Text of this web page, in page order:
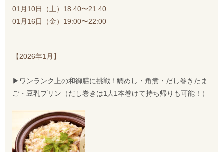
01月10日（土）18:40〜21:40
01月16日（金）19:00〜22:00
【2026年1月】
▶︎ワンランク上の和御膳に挑戦！鯛めし・角煮・だし巻きたま
ご・豆乳プリン（だし巻きは1人1本巻けて持ち帰りも可能！）